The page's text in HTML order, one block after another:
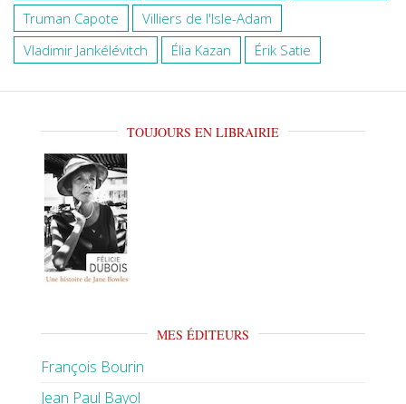
Truman Capote
Villiers de l'Isle-Adam
Vladimir Jankélévitch
Élia Kazan Érik Satie
TOUJOURS EN LIBRAIRIE
MES ÉDITEURS
François Bourin
Jean Paul Bayol